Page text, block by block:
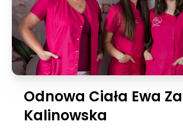
Odnowa Ciała Ewa
Kalinowska